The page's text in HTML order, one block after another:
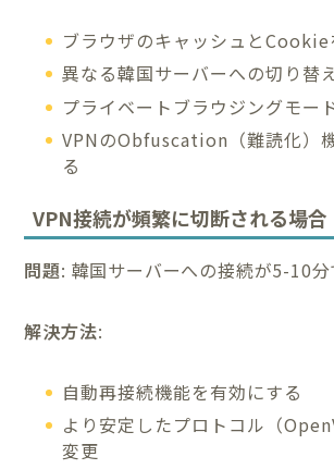
ブラウザのキャッシュと
異なる韓国サーバーへの切り替
プライベートブラウジングモー
VPNのObfuscation（難読化）
る
VPN接続が頻繁に切断される場合
問題: 韓国サーバーへの接続が5-10分
解決方法:
自動再接続機能を有効にする
より安定したプロトコル（
変更